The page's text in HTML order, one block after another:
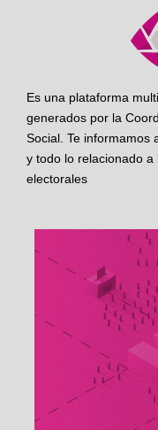
Es una plataforma
generados por la
Social. Te informamos
y todo lo relacionado
electorales